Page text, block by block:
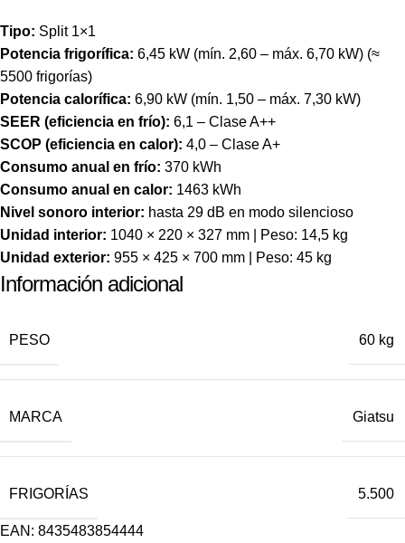
Tipo: Split 1×1
Potencia frigorífica: 6,45 kW (mín. 2,60 – máx. 6,70 kW) (≈
5500 frigorías)
Potencia calorífica: 6,90 kW (mín. 1,50 – máx. 7,30 kW)
SEER (eficiencia en frío): 6,1 – Clase A++
SCOP (eficiencia en calor): 4,0 – Clase A+
Consumo anual en frío: 370 kWh
Consumo anual en calor: 1463 kWh
Nivel sonoro interior: hasta 29 dB en modo silencioso
Unidad interior: 1040 × 220 × 327 mm | Peso: 14,5 kg
Unidad exterior: 955 × 425 × 700 mm | Peso: 45 kg
Información adicional
PESO 60 kg
MARCA Giatsu
FRIGORÍAS 5.500
EAN: 8435483854444